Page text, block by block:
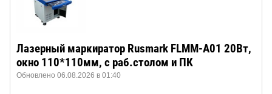
Лазерный маркиратор Rusmark FLMM-A01 20Вт,
окно 110*110мм, с раб.столом и ПК
Обновлено 06.08.2026 в 01:40